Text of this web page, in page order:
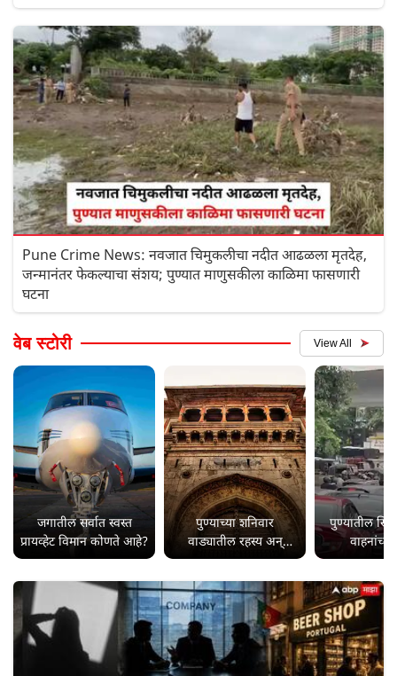
Pune Crime News: नवजात चिमुकलीचा नदीत आढळला मृतदेह,
जन्मानंतर फेकल्याचा संशय; पुण्यात माणुसकीला काळिमा फासणारी
घटना
वेब स्टोरी View All
जगातील सर्वात स्वस्त
प्रायव्हेट विमान कोणते आहे?
पुण्याच्या शनिवार
वाड्यातील रहस्य अन्
भुताटकीच्या कथा तुम्हाला
माहितीयेत का?
पुण्यातील
वाहनांच्या